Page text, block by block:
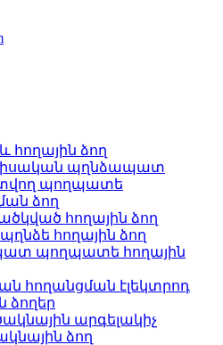
հողային ձող
պղնձապատ
պողպատե
ձող
հողային ձող
հողային ձող
պողպատե հողային
հողանցման էլեկտրոդ
ձողեր
արգելակիչ
ձող